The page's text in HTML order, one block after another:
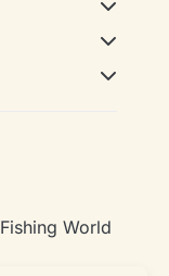
World